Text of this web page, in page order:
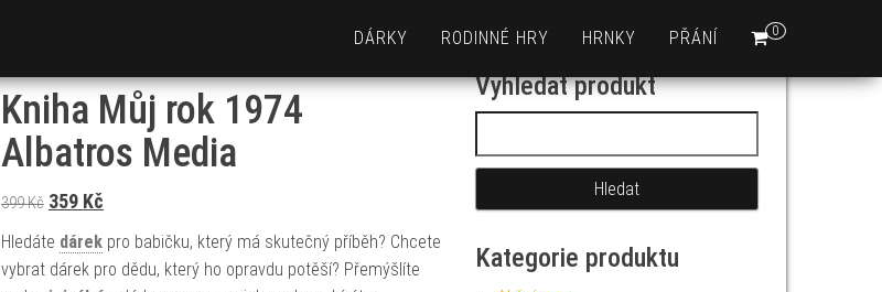
0
DÁRKY RODINNÉ HRY HRNKY PŘÁNÍ
Kniha Můj rok 1974
Albatros Media
399Kč Původní cena byla: 399 Kč.
359 KčAktuální cena je: 359 Kč.
Hledáte dárekpro babičku, který má skutečný příběh? Chcete
vybrat dárek pro dědu, který ho opravdu potěší? Přemýšlíte
Vyhledat produkt
Kategorie produktu